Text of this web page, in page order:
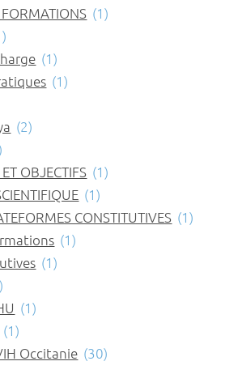
FORMATIONS (1)
(1)
(1)
(2)
OBJECTIFS (1)
(1)
CONSTITUTIVES (1)
(1)
(1)
(1)
(1)
Occitanie (30)